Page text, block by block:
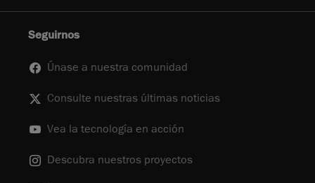
Seguirnos
Únase a nuestra comunidad
Consulte nuestras últimas noticias
Vea la tecnología en acción
Descubra nuestros proyectos